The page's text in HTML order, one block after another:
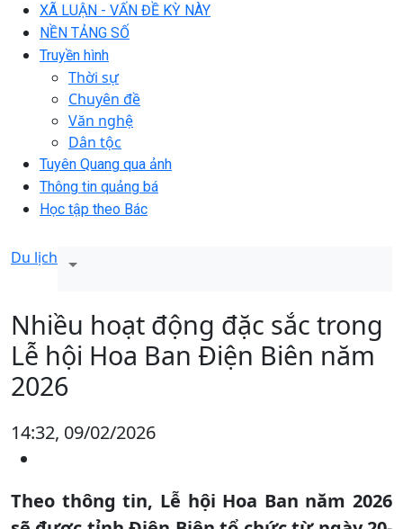
XÃ LUẬN - VẤN ĐỀ KỲ NÀY
NỀN TẢNG SỐ
Truyền hình
Thời sự
Chuyên đề
Văn nghệ
Dân tộc
Tuyên Quang qua ảnh
Thông tin quảng bá
Học tập theo Bác
Du lịch
Nhiều hoạt động đặc sắc trong
Lễ hội Hoa Ban Điện Biên năm
2026
14:32, 09/02/2026
Theo thông tin, Lễ hội Hoa Ban năm 2026